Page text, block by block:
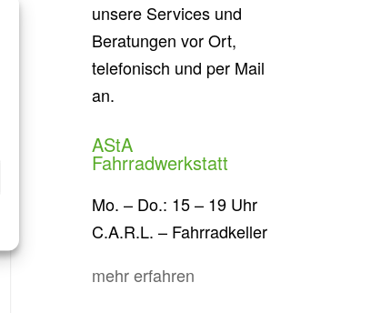
unsere Services und
Beratungen vor Ort,
telefonisch und per Mail
an.
AStA
Fahrradwerkstatt
Mo. – Do.: 15 – 19 Uhr
C.A.R.L. – Fahrradkeller
mehr erfahren